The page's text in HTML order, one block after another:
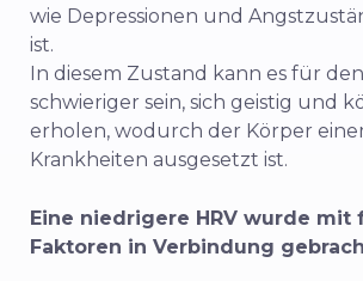
wie Depressionen und
ist.
In diesem Zustand kann es für
schwieriger sein, sich geistig und
erholen, wodurch der Körper
Krankheiten ausgesetzt ist.
Eine niedrigere HRV wurde mit
Faktoren in Verbindung